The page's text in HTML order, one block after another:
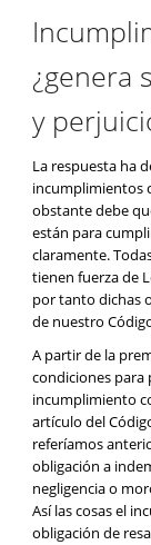
¿genera
y
La respuesta ha
incumplimientos
obstante debe
están para
claramente.
tienen fuerza de
por tanto dichas
de nuestro
A partir de la
condiciones para
incumplimiento
artículo del
referíamos
obligación a
negligencia o
Así las cosas el
obligación de